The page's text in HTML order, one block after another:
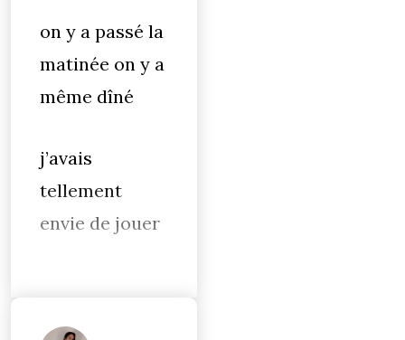
on y a passé la
matinée on y a
même dîné
j’avais
tellement
envie de jouer